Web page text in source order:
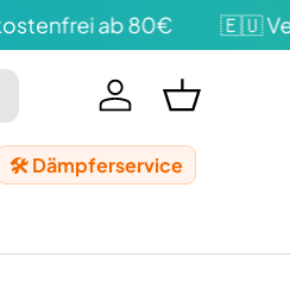
ab 80€ 🇪🇺
Einloggen
🛠️ Dämpferservice